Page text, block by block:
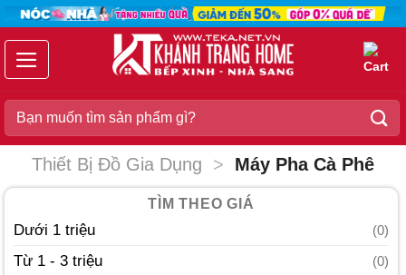
Chuyển
nội
dung
Search
Thiết Bị Đồ Gia Dụng > Máy Pha Cà Phê
TÌM THEO GIÁ
Dưới 1 triệu (0)
Từ 1 - 3 triệu (0)